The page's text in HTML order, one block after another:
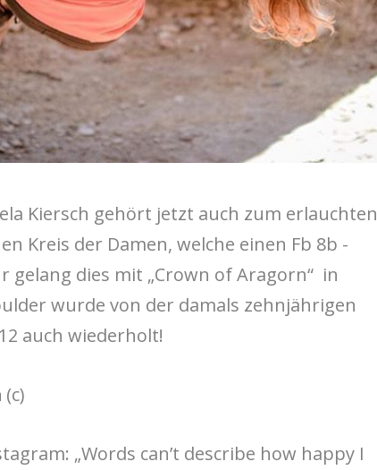
Kiersch gehört jetzt auch zum erlauchten
Kreis der Damen, welche einen Fb 8b -
gelang dies mit „Crown of Aragorn“ in
wurde von der damals zehnjährigen
auch wiederholt!
(c)
„Words can’t describe how happy I